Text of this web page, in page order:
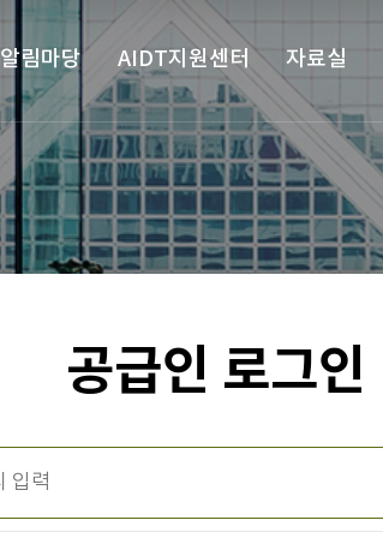
알림마당 AIDT지원센터 자료실
공급인 로그인